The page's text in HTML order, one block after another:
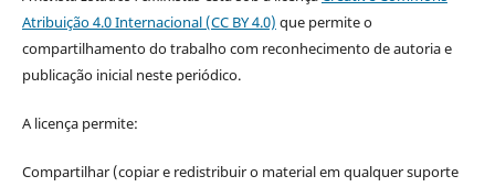
Atribuição 4.0 Internacional (CC BY 4.0) que permite o
compartilhamento do trabalho com reconhecimento de autoria e
publicação inicial neste periódico.
A licença permite:
Compartilhar (copiar e redistribuir o material em qualquer suporte